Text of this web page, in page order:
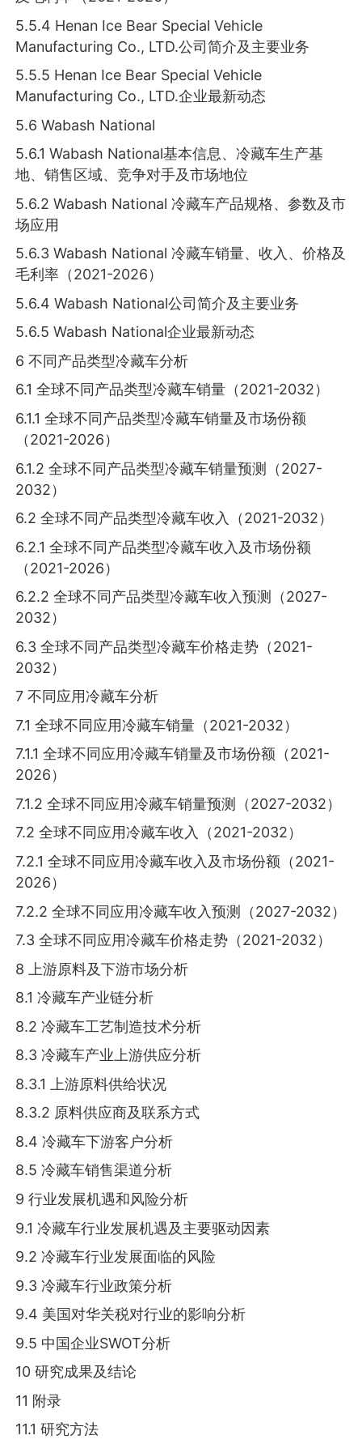
5.5.4 Henan Ice Bear Special Vehicle
Manufacturing Co., LTD.公司简介及主要业务
5.5.5 Henan Ice Bear Special Vehicle
Manufacturing Co., LTD.企业最新动态
5.6 Wabash National
5.6.1 Wabash National基本信息、冷藏车生产基
地、销售区域、竞争对手及市场地位
5.6.2 Wabash National 冷藏车产品规格、参数及市
场应用
5.6.3 Wabash National 冷藏车销量、收入、价格及
毛利率（2021-2026）
5.6.4 Wabash National公司简介及主要业务
5.6.5 Wabash National企业最新动态
6 不同产品类型冷藏车分析
6.1 全球不同产品类型冷藏车销量（2021-2032）
6.1.1 全球不同产品类型冷藏车销量及市场份额
（2021-2026）
6.1.2 全球不同产品类型冷藏车销量预测（2027-
2032）
6.2 全球不同产品类型冷藏车收入（2021-2032）
6.2.1 全球不同产品类型冷藏车收入及市场份额
（2021-2026）
6.2.2 全球不同产品类型冷藏车收入预测（2027-
2032）
6.3 全球不同产品类型冷藏车价格走势（2021-
2032）
7 不同应用冷藏车分析
7.1 全球不同应用冷藏车销量（2021-2032）
7.1.1 全球不同应用冷藏车销量及市场份额（2021-
2026）
7.1.2 全球不同应用冷藏车销量预测（2027-2032）
7.2 全球不同应用冷藏车收入（2021-2032）
7.2.1 全球不同应用冷藏车收入及市场份额（2021-
2026）
7.2.2 全球不同应用冷藏车收入预测（2027-2032）
7.3 全球不同应用冷藏车价格走势（2021-2032）
8 上游原料及下游市场分析
8.1 冷藏车产业链分析
8.2 冷藏车工艺制造技术分析
8.3 冷藏车产业上游供应分析
8.3.1 上游原料供给状况
8.3.2 原料供应商及联系方式
8.4 冷藏车下游客户分析
8.5 冷藏车销售渠道分析
9 行业发展机遇和风险分析
9.1 冷藏车行业发展机遇及主要驱动因素
9.2 冷藏车行业发展面临的风险
9.3 冷藏车行业政策分析
9.4 美国对华关税对行业的影响分析
9.5 中国企业SWOT分析
10 研究成果及结论
11 附录
11.1 研究方法